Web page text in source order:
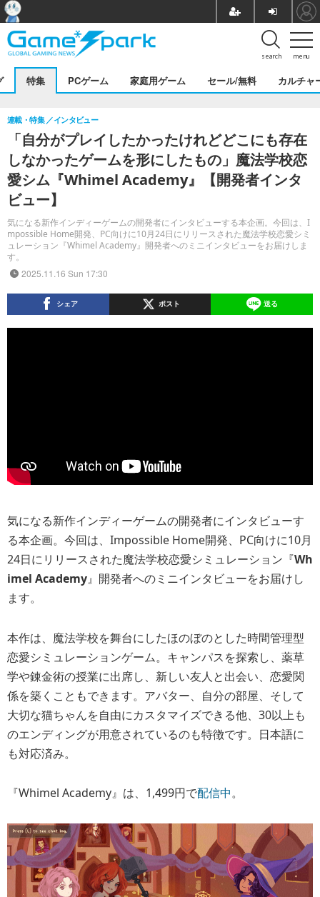
menu
search
特集 PCゲーム 家庭用ゲーム セール/無料 カルチャ
「自分がプレイしたかったけれどどこにも存在
しなかったゲームを形にしたもの」魔法学校恋
愛シム『Whimel Academy』【開発者インタ
ビュー】
気になる新作インディーゲームの開発者にインタビューする本企画。今回は、I
mpossible Home開発、PC向けに10月24日にリリースされた魔法学校恋愛シミ
ュレーション『Whimel Academy』開発者へのミニインタビューをお届けしま
す。
連載・特集 インタビュー
2025.11.16 Sun 17:30
シェア ポスト 送る
気になる新作インディーゲームの開発者にインタビューす
る本企画。今回は、Impossible Home開発、PC向けに10月
24日にリリースされた魔法学校恋愛シミュレーション『Wh
imel Academy』開発者へのミニインタビューをお届けし
ます。
本作は、魔法学校を舞台にしたほのぼのとした時間管理型
恋愛シミュレーションゲーム。キャンパスを探索し、薬草
学や錬金術の授業に出席し、新しい友人と出会い、恋愛関
係を築くこともできます。アバター、自分の部屋、そして
大切な猫ちゃんを自由にカスタマイズできる他、30以上も
のエンディングが用意されているのも特徴です。日本語に
も対応済み。
『Whimel Academy』は、1,499円で配信中。